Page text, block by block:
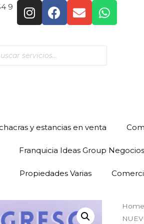
9
y estancias en venta
Franquicia Ideas Group Negocios
Propiedades Varias
Home